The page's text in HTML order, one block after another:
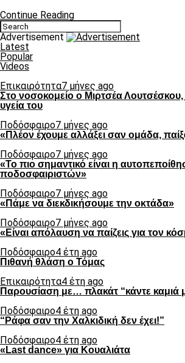
Continue Reading
Advertisement
Latest
Popular
Videos
Επικαιρότητα7 μήνες ago
Στο νοσοκομείο ο Μιρτσέα Λουτσέσκου,
υγεία του
Ποδόσφαιρο7 μήνες ago
«Πλέον έχουμε αλλάξει σαν ομάδα,
Ποδόσφαιρο7 μήνες ago
«Το πιο σημαντικό είναι η
ποδοσφαιριστών»
Ποδόσφαιρο7 μήνες ago
«Πάμε να διεκδικήσουμε την οκτάδα»
Ποδόσφαιρο7 μήνες ago
«Είναι απόλαυση να παίζεις για τον
Ποδόσφαιρο4 έτη ago
Πιθανή θλάση ο Τόμας
Επικαιρότητα4 έτη ago
Παρουσίαση με… πλακάτ “κάντε καμιά
Ποδόσφαιρο4 έτη ago
“Ράφα σαν την Χαλκιδική δεν έχει!”
Ποδόσφαιρο4 έτη ago
«Last dance» για Κουαλιάτα